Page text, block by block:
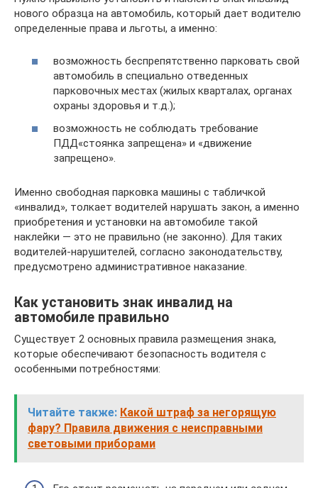
нового образца на автомобиль, который дает водителю
определенные права и льготы, а именно:
возможность беспрепятственно парковать свой
автомобиль в специально отведенных
парковочных местах (жилых кварталах, органах
охраны здоровья и т.д.);
возможность не соблюдать требование
ПДД«стоянка запрещена» и «движение
запрещено».
Именно свободная парковка машины с табличкой
«инвалид», толкает водителей нарушать закон, а именно
приобретения и установки на автомобиле такой
наклейки — это не правильно (не законно). Для таких
водителей-нарушителей, согласно законодательству,
предусмотрено административное наказание.
Как установить знак инвалид на
автомобиле правильно
Существует 2 основных правила размещения знака,
которые обеспечивают безопасность водителя с
особенными потребностями:
Читайте также: Какой штраф за негорящую
фару? Правила движения с неисправными
световыми приборами